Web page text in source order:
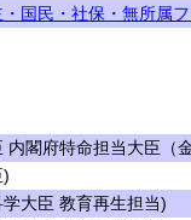
国民・社保・無所属
閣府特命担当大臣（
大臣 教育再生担当)